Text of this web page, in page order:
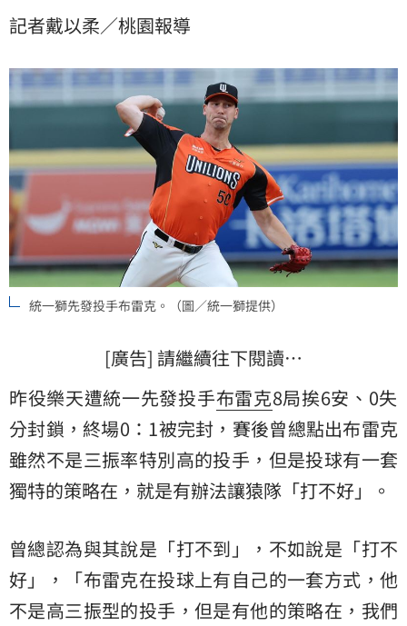
記者戴以柔／桃園報導
統一獅先發投手布雷克。（圖／統一獅提供）
[廣告] 請繼續往下閱讀…
昨役樂天遭統一先發投手布雷克8局挨6安、0失
分封鎖，終場0：1被完封，賽後曾總點出布雷克
雖然不是三振率特別高的投手，但是投球有一套
獨特的策略在，就是有辦法讓猿隊「打不好」。
曾總認為與其說是「打不到」，不如說是「打不
好」，「布雷克在投球上有自己的一套方式，他
不是高三振型的投手，但是有他的策略在，我們